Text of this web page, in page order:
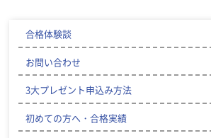
合格体験談
お問い合わせ
3大プレゼント申込み方法
初めての方へ・合格実績